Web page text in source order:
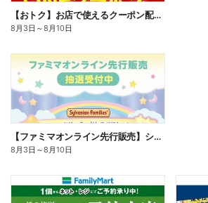
【おトク】お店で使えるクーポン配信中
8月3日 ～8月10日
【ファミマオンライン先行販売】シルバニアファミリー
8月3日 ～8月10日